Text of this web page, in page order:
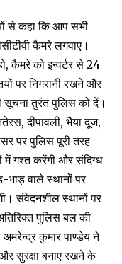
से कहा कि आप सभी
कैमरे लगवाए।
कैमरे को इन्वर्टर से 24
पर निगरानी रखने और
सूचना तुरंत पुलिस को दें।
दीपावली, भैया दूज,
पर पुलिस पूरी तरह
में गश्त करेंगी और संदिग्ध
भाड़ वाले स्थानों पर
संवेदनशील स्थानों पर
पुलिस बल की
अमरेन्द्र कुमार पाण्डेय ने
और सुरक्षा बनाए रखने के